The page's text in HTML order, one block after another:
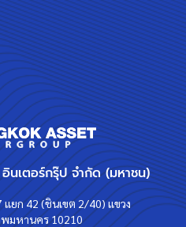
นเตอร์กรุ๊ป จำกัด (มหาชน)
แยก 42 (ชินเขต 2/40) แขวง
พมหานคร 10210